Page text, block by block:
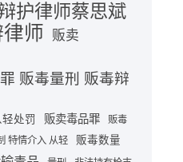
护律师蔡思斌
师 贩卖
贩毒量刑 贩毒辩
处罚 贩卖毒品罪
贩毒
特情介入 从轻
贩毒数量